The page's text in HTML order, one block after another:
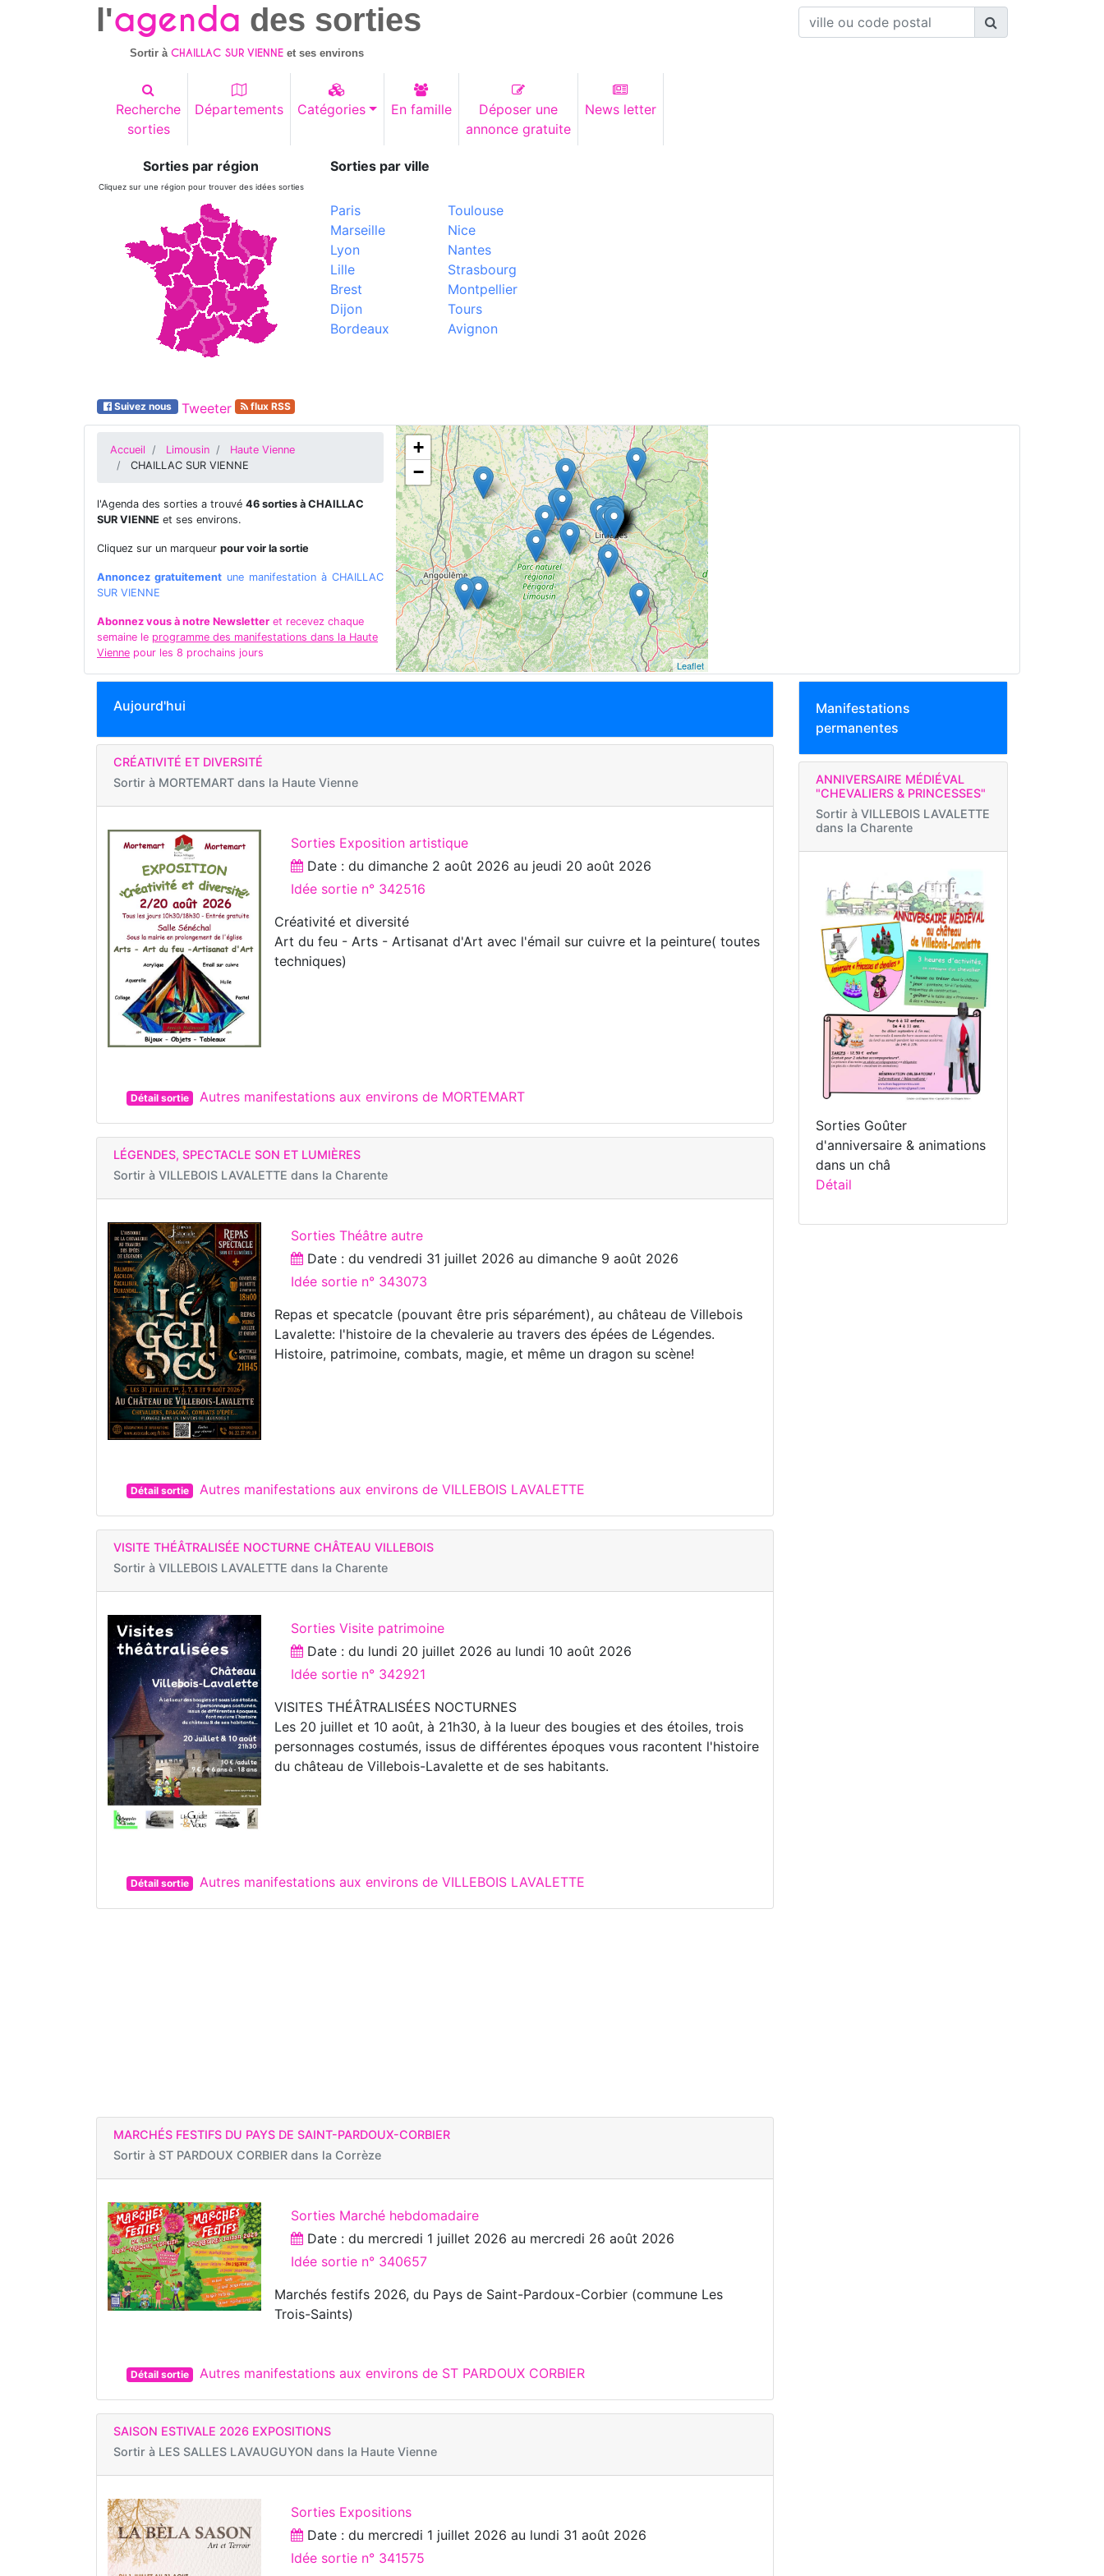
l'agenda des sorties
Sortir àCHAILLAC SUR VIENNE et ses environs
Recherche
sorties
Départements Catégories En famille
Déposer une
annonce gratuite
News letter
Sorties par région
Cliquez sur une région pour trouver des idées sorties
Sorties par ville
Paris
Marseille
Lyon
Lille
Brest
Dijon
Bordeaux
Toulouse
Nice
Nantes
Strasbourg
Montpellier
Tours
Avignon
Suivez nous Tweeter flux RSS
Accueil Limousin
Haute Vienne
CHAILLAC SUR VIENNE
l'Agenda des sorties a trouvé 46 sorties à CHAILLAC
SUR VIENNE et ses environs.
Cliquez sur un marqueur pour voir la sortie
Annoncez gratuitement une manifestation à CHAILLAC
SUR VIENNE
Abonnez vous à notre Newsletter et recevez chaque
semaine le programme des manifestations dans la Haute
Vienne pour les 8 prochains jours
+
−
Leaflet
Aujourd'hui
CRÉATIVITÉ ET DIVERSITÉ
Sortir à MORTEMART dans la Haute Vienne
Sorties Exposition artistique
Date : dudimanche 2 août 2026 au jeudi 20 août 2026
Idée sortie n° 342516
Créativité et diversité
Art du feu - Arts - Artisanat d'Art avec l'émail sur cuivre et la peinture( toutes
techniques)
Détail sortie Autres manifestations aux environs de MORTEMART
LÉGENDES, SPECTACLE SON ET LUMIÈRES
Sortir à VILLEBOIS LAVALETTE dans la Charente
Sorties Théâtre autre
Date : duvendredi 31 juillet 2026 audimanche 9 août 2026
Idée sortie n° 343073
Repas et specatcle (pouvant être pris séparément), au château de Villebois
Lavalette: l'histoire de la chevalerie au travers des épées de Légendes.
Histoire, patrimoine, combats, magie, et même un dragon su scène!
Détail sortie Autres manifestations aux environs de VILLEBOIS LAVALETTE
VISITE THÉÂTRALISÉE NOCTURNE CHÂTEAU VILLEBOIS
Sortir à VILLEBOIS LAVALETTE dans la Charente
Sorties Visite patrimoine
Date : du lundi 20 juillet 2026 au lundi 10 août 2026
Idée sortie n° 342921
VISITES THÉÂTRALISÉES NOCTURNES
Les 20 juillet et 10 août, à 21h30, à la lueur des bougies et des étoiles, trois
personnages costumés, issus de différentes époques vous racontent l'histoire
du château de Villebois-Lavalette et de ses habitants.
Détail sortie Autres manifestations aux environs de VILLEBOIS LAVALETTE
MARCHÉS FESTIFS DU PAYS DE SAINT-PARDOUX-CORBIER
Sortir à ST PARDOUX CORBIER dans la Corrèze
Sorties Marché hebdomadaire
Date : du mercredi 1 juillet 2026 au mercredi 26 août 2026
Idée sortie n° 340657
Marchés festifs 2026, du Pays de Saint-Pardoux-Corbier (commune Les
Trois-Saints)
Détail sortie Autres manifestations aux environs de ST PARDOUX CORBIER
SAISON ESTIVALE 2026 EXPOSITIONS
Sortir à LES SALLES LAVAUGUYON dans la Haute Vienne
Sorties Expositions
Date : du mercredi 1 juillet 2026 au lundi 31 août 2026
Idée sortie n° 341575
Manifestations
permanentes
ANNIVERSAIRE MÉDIÉVAL
"CHEVALIERS & PRINCESSES"
Sortir à VILLEBOIS LAVALETTE
dans la Charente
Sorties Goûter
d'anniversaire & animations
dans un châ
Détail